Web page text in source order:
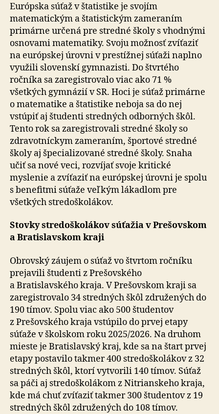
Európska súťaž v štatistike je svojím
matematickým a štatistickým zameraním
primárne určená pre stredné školy s vhodnými
osnovami matematiky. Svoju možnosť zvíťaziť
na európskej úrovni v prestížnej súťaži naplno
využili slovenskí gymnazisti. Do štvrtého
ročníka sa zaregistrovalo viac ako 71 %
všetkých gymnázií v SR. Hoci je súťaž primárne
o matematike a štatistike neboja sa do nej
vstúpiť aj študenti stredných odborných škôl.
Tento rok sa zaregistrovali stredné školy so
zdravotníckym zameraním, športové stredné
školy aj špecializované stredné školy. Snaha
učiť sa nové veci, rozvíjať svoje kritické
myslenie a zvíťaziť na európskej úrovni je spolu
s benefitmi súťaže veľkým lákadlom pre
všetkých stre­do­ško­lá­kov.
Stovky stredoškolákov súťažia v Prešovskom
a Bratislavskom kraji
Obrovský záujem o súťaž vo štvrtom ročníku
prejavili študenti z Prešovského
a Bratislavského kraja. V Pre­šov­skom kraji sa
zaregistrovalo 34 stredných škôl zdru­že­ných do
190 tímov. Spolu viac ako 500 študentov
z Prešovského kraja vstúpilo do prvej etapy
súťaže v školskom roku 2025/2026. Na druhom
mieste je Bratislavský kraj, kde sa na štart prvej
etapy postavilo takmer 400 stredoškolákov z 32
stredných škôl, ktorí vytvorili 140 tímov. Súťaž
sa páči aj stredoškolákom z Nitrianskeho kraja,
kde má chuť zvíťaziť takmer 300 študentov z 19
stredných škôl združených do 108 tímov.